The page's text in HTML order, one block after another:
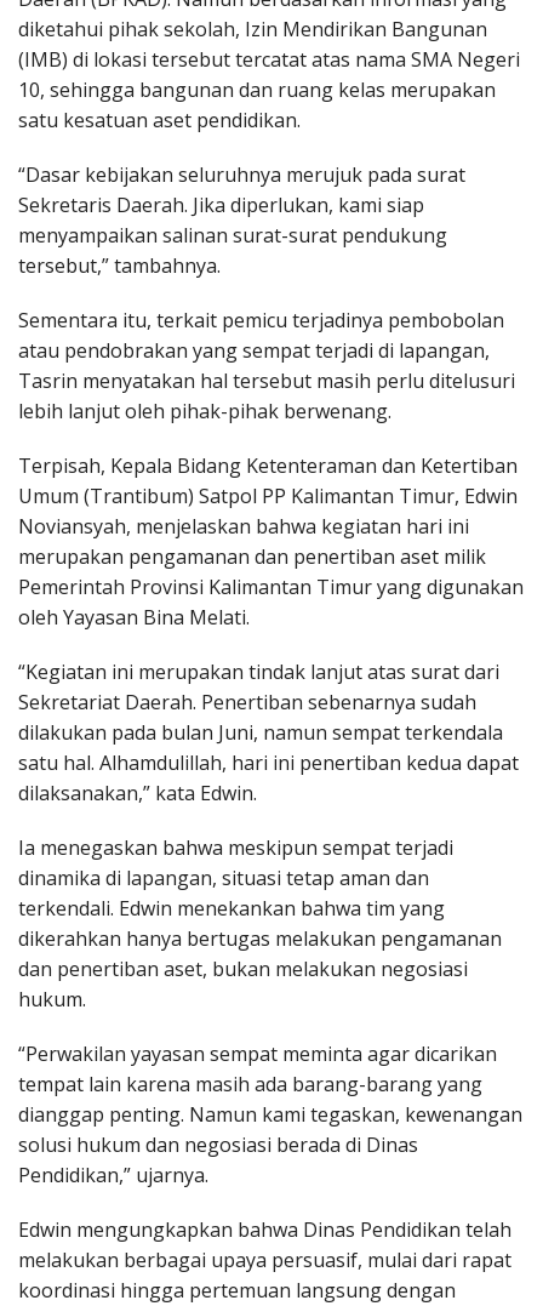
diketahui pihak sekolah, Izin Mendirikan Bangunan
(IMB) di lokasi tersebut tercatat atas nama SMA Negeri
10, sehingga bangunan dan ruang kelas merupakan
satu kesatuan aset pendidikan.
“Dasar kebijakan seluruhnya merujuk pada surat
Sekretaris Daerah. Jika diperlukan, kami siap
menyampaikan salinan surat-surat pendukung
tersebut,” tambahnya.
Sementara itu, terkait pemicu terjadinya pembobolan
atau pendobrakan yang sempat terjadi di lapangan,
Tasrin menyatakan hal tersebut masih perlu ditelusuri
lebih lanjut oleh pihak-pihak berwenang.
Terpisah, Kepala Bidang Ketenteraman dan Ketertiban
Umum (Trantibum) Satpol PP Kalimantan Timur, Edwin
Noviansyah, menjelaskan bahwa kegiatan hari ini
merupakan pengamanan dan penertiban aset milik
Pemerintah Provinsi Kalimantan Timur yang digunakan
oleh Yayasan Bina Melati.
“Kegiatan ini merupakan tindak lanjut atas surat dari
Sekretariat Daerah. Penertiban sebenarnya sudah
dilakukan pada bulan Juni, namun sempat terkendala
satu hal. Alhamdulillah, hari ini penertiban kedua dapat
dilaksanakan,” kata Edwin.
Ia menegaskan bahwa meskipun sempat terjadi
dinamika di lapangan, situasi tetap aman dan
terkendali. Edwin menekankan bahwa tim yang
dikerahkan hanya bertugas melakukan pengamanan
dan penertiban aset, bukan melakukan negosiasi
hukum.
“Perwakilan yayasan sempat meminta agar dicarikan
tempat lain karena masih ada barang-barang yang
dianggap penting. Namun kami tegaskan, kewenangan
solusi hukum dan negosiasi berada di Dinas
Pendidikan,” ujarnya.
Edwin mengungkapkan bahwa Dinas Pendidikan telah
melakukan berbagai upaya persuasif, mulai dari rapat
koordinasi hingga pertemuan langsung dengan